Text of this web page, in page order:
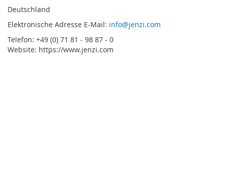
Deutschland
Elektronische Adresse E-Mail: info@jenzi.com
Telefon: +49 (0) 71 81 - 98 87 - 0
Website: https://www.jenzi.com